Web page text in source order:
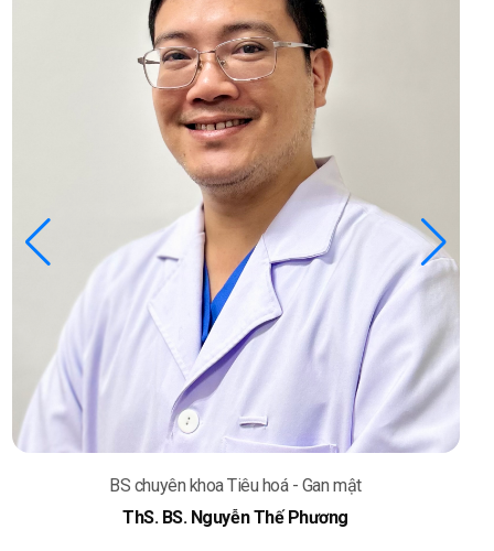
BS chuyên khoa Tiêu hoá - Gan mật
ThS. BS. Nguyễn Thế Phương